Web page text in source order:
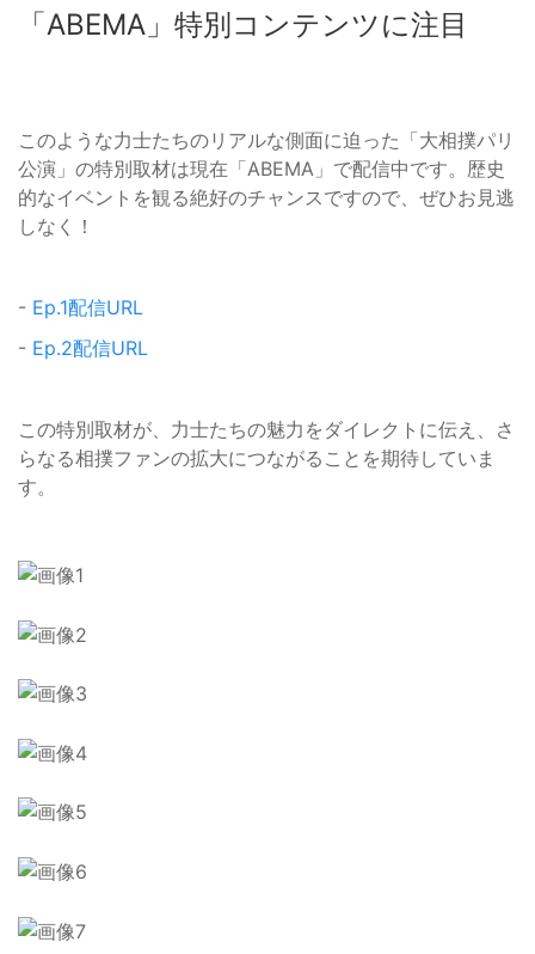
「ABEMA」特別コンテンツに注目
このような力士たちのリアルな側面に迫った「大相撲パリ
公演」の特別取材は現在「ABEMA」で配信中です。歴史
的なイベントを観る絶好のチャンスですので、ぜひお見逃
しなく！
- Ep.1配信URL
- Ep.2配信URL
この特別取材が、力士たちの魅力をダイレクトに伝え、さ
らなる相撲ファンの拡大につながることを期待していま
す。